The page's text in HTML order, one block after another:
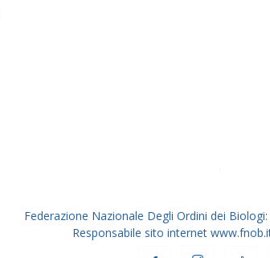
dei
Federazione Nazionale Degli Ordini dei
Responsabile sito internet